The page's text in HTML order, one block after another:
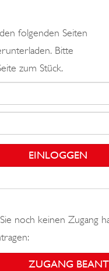
folgenden Seiten
Bitte
zum Stück.
Sie noch keinen Zugang
ZUGANG